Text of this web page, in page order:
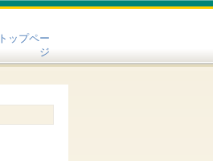
トップペー
ジ